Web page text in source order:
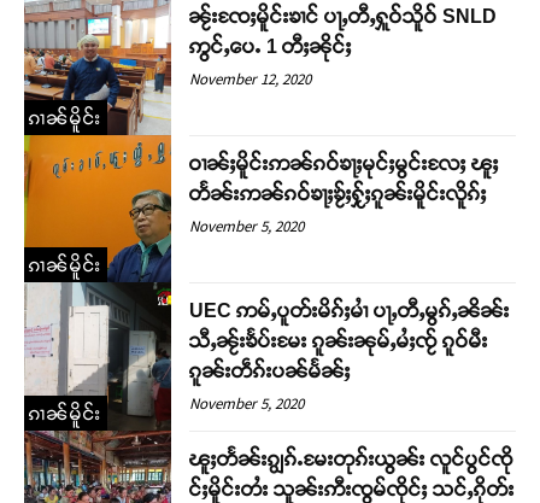
ၵၢၼ်မိူင်း
ၼႂ်းၸႄႈမိူင်းၶၢင် ပႃႇတီႇႁူဝ်သိူဝ် SNLD
ဢွင်ႇပေႉ 1 တီႈၼိုင်ႈ
November 12, 2020
ၵၢၼ်မိူင်း
ဝၢၼ်ႈမိူင်းဢၼ်ၵဝ်ၶႃႈမုင်ႈမွင်းလႄႈ ၽူႈ
တႅၼ်းဢၼ်ၵဝ်ၶႃႈၶႂ်ႈႁႂ်ႈၵူၼ်းမိူင်းလိူၵ်ႈ
November 5, 2020
ၵၢၼ်မိူင်း
UEC ဢမ်ႇပူတ်းမိၵ်ႈမၢႆ ပႃႇတီႇမွၵ်ႇၼိၼ်း
သီႇၼႂ်းၶႅပ်းမႄး ၵူၼ်းၼုမ်ႇမႆႈၸႂ် ၵူဝ်မီး
ၵူၼ်းတဵၵ်းပၼ်မႅၼ်ႈ
November 5, 2020
ၽူႈတႅၼ်းၵျွၵ်ႉမႄးတုၵ်းယွၼ်း လူင်ပွင်ၸို
င်ႈမိူင်းတႆး သူၼ်းဢီးၸွမ်ၸိုင်ႈ သင်ႇၵိုတ်း